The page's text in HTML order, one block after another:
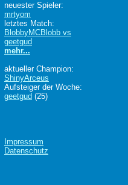
neuester Spieler:
mrtyom
letztes Match:
BlobbyMCBlobb vs
geetgud
mehr...
aktueller Champion:
ShinyArceus
Aufsteiger der Woche:
geetgud (25)
Impressum
Datenschutz